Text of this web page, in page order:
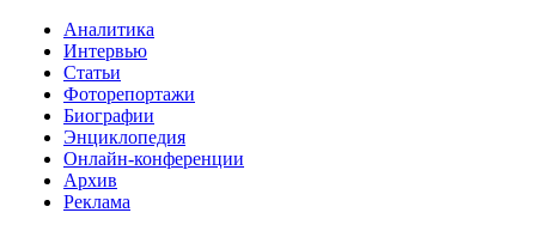
Аналитика
Интервью
Статьи
Фоторепортажи
Биографии
Энциклопедия
Онлайн-конференции
Архив
Реклама